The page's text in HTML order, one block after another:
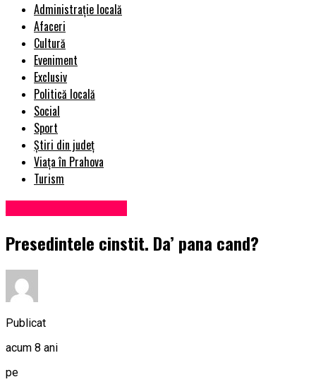
Administrație locală
Afaceri
Cultură
Eveniment
Exclusiv
Politică locală
Social
Sport
Știri din județ
Viața în Prahova
Turism
Presedintele cinstit. Da’ pana cand?
Publicat
acum 8 ani
pe